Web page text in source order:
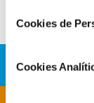
Cookies de
Cookies